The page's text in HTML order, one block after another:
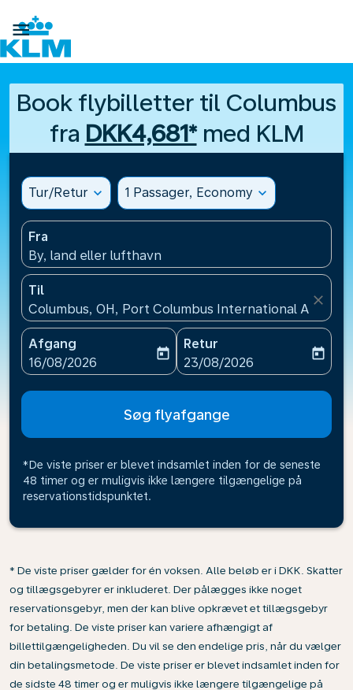

Book flybilletter til Columbus
fra DKK4,681*med KLM
Tur/Retur expand_more 1 Passager, Economy expand_more
Fra
By, land eller lufthavn
Til
Columbus, OH, Port Columbus International
close
Afgang
fc-booking-departure-date-aria-label
16/08/2026
today
Retur
fc-booking-return-date-
23/08/2026
today
Søg flyafgange
*De viste priser er blevet indsamlet inden for de seneste
48 timer og er muligvis ikke længere tilgængelige på
reservationstidspunktet.
* De viste priser gælder for én voksen. Alle beløb er i DKK. Skatter
og tillægsgebyrer er inkluderet. Der pålægges ikke noget
reservationsgebyr, men der kan blive opkrævet et tillægsgebyr
for betaling. De viste priser kan variere afhængigt af
billettilgængeligheden. Du vil se den endelige pris, når du vælger
din betalingsmetode. De viste priser er blevet indsamlet inden for
de sidste 48 timer og er muligvis ikke længere tilgængelige på